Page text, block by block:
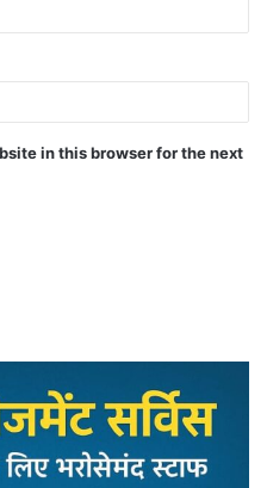
in this browser for the next